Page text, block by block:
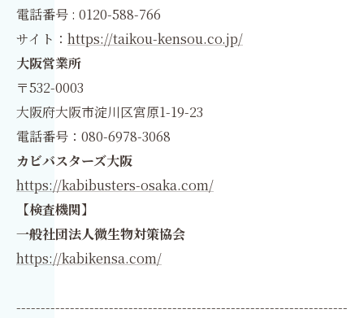
電話番号 : 0120-588-766
サイト： https://taikou-kensou.co.jp/
大阪営業所
〒532-0003
大阪府大阪市淀川区宮原1-19-23
電話番号：080-6978-3068
カビバスターズ大阪
https://kabibusters-osaka.com/
【検査機関】
一般社団法人微生物対策協会
https://kabikensa.com/
--------------------------------------------------------------------